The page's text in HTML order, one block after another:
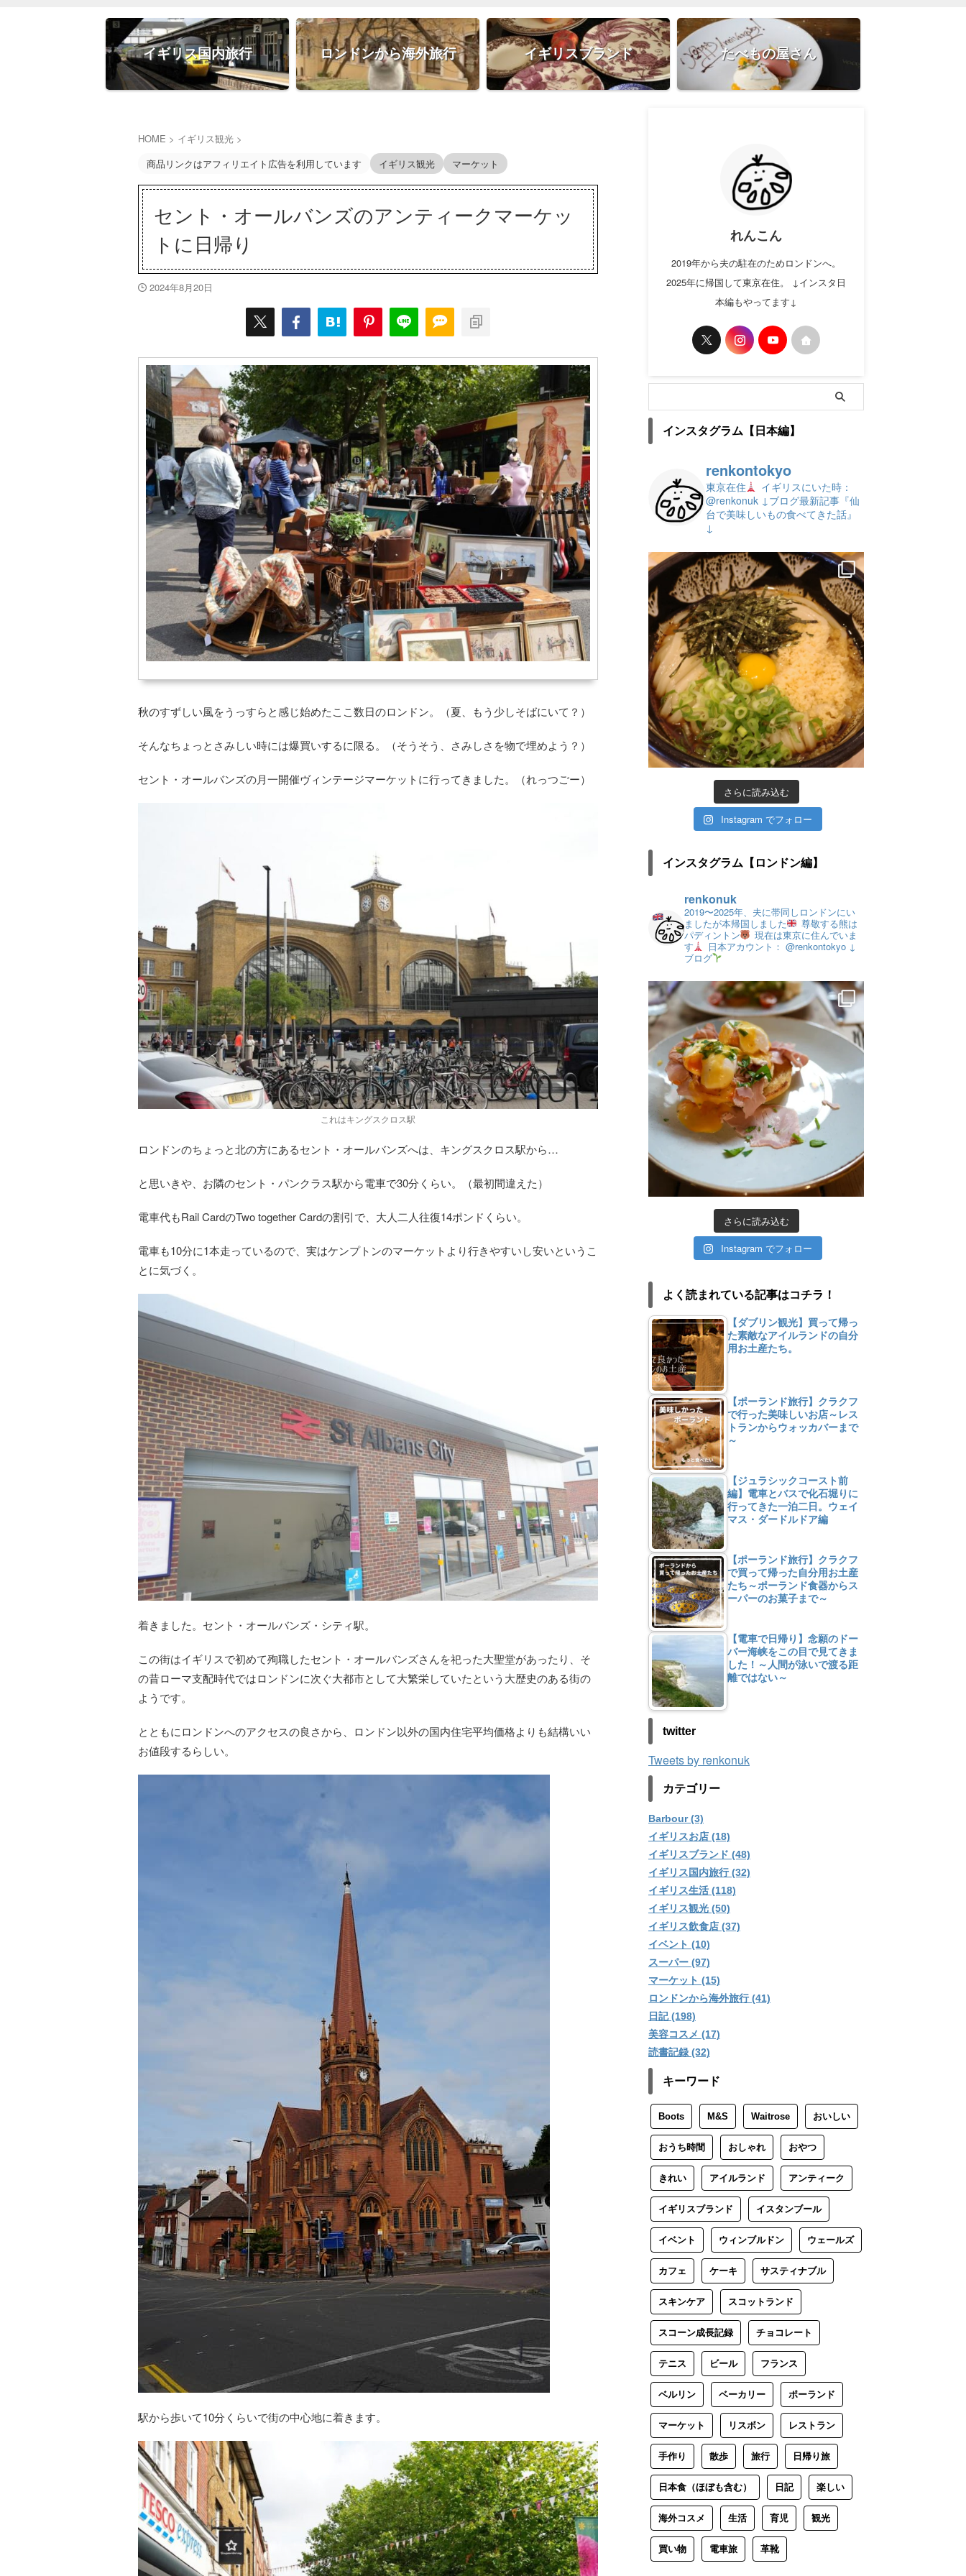
イギリス国内旅行 ロンドンから海外旅行 イギリスブランド たべもの屋さん
HOME > イギリス観光 >
商品リンクはアフィリエイト広告を利用しています
イギリス観光 マーケット
セント・オールバンズのアンティークマーケッ
トに日帰り
2024年8月20日
秋のすずしい風をうっすらと感じ始めたここ数日のロンドン。（夏、もう少しそばにいて？）
そんなちょっとさみしい時には爆買いするに限る。（そうそう、さみしさを物で埋めよう？）
セント・オールバンズの月一開催ヴィンテージマーケットに行ってきました。（れっつごー）
これはキングスクロス駅
ロンドンのちょっと北の方にあるセント・オールバンズへは、キングスクロス駅から…
と思いきや、お隣のセント・パンクラス駅から電車で30分くらい。（最初間違えた）
電車代もRail CardのTwo together Cardの割引で、大人二人往復14ポンドくらい。
電車も10分に1本走っているので、実はケンプトンのマーケットより行きやすいし安いというこ
とに気づく。
着きました。セント・オールバンズ・シティ駅。
この街はイギリスで初めて殉職したセント・オールバンズさんを祀った大聖堂があったり、そ
の昔ローマ支配時代ではロンドンに次ぐ大都市として大繁栄していたという大歴史のある街の
ようです。
とともにロンドンへのアクセスの良さから、ロンドン以外の国内住宅平均価格よりも結構いい
お値段するらしい。
駅から歩いて10分くらいで街の中心地に着きます。
れんこん
2019年から夫の駐在のためロンドンへ。
2025年に帰国して東京在住。 ↓インスタ日
本編もやってます↓
インスタグラム【日本編】
renkontokyo
東京在住
イギリスにいた時：
@renkonuk ↓ブログ最新記事『仙
台で美味しいもの食べてきた話』
↓
さらに読み込む
Instagram でフォロー
インスタグラム【ロンドン編】
renkonuk
2019〜2025年、夫に帯同しロンドンにい
ましたが本帰国しました
尊敬する熊は
パディントン
現在は東京に住んでいま
す
日本アカウント： @renkontokyo ↓
ブログ
さらに読み込む
Instagram でフォロー
よく読まれている記事はコチラ！
【ダブリン観光】買って帰っ
た素敵なアイルランドの自分
用お土産たち。
【ポーランド旅行】クラクフ
で行った美味しいお店～レス
トランからウォッカバーまで
～
【ジュラシックコースト前
編】電車とバスで化石堀りに
行ってきた一泊二日。ウェイ
マス・ダードルドア編
【ポーランド旅行】クラクフ
で買って帰った自分用お土産
たち～ポーランド食器からス
ーパーのお菓子まで～
【電車で日帰り】念願のドー
バー海峡をこの目で見てきま
した！～人間が泳いで渡る距
離ではない～
twitter
Tweets by renkonuk
カテゴリー
Barbour (3)
イギリスお店 (18)
イギリスブランド (48)
イギリス国内旅行 (32)
イギリス生活 (118)
イギリス観光 (50)
イギリス飲食店 (37)
イベント (10)
スーパー (97)
マーケット (15)
ロンドンから海外旅行 (41)
日記 (198)
美容コスメ (17)
読書記録 (32)
キーワード
Boots M&S Waitrose おいしい
おうち時間 おしゃれ おやつ
きれい アイルランド アンティーク
イギリスブランド イスタンブール
イベント ウィンブルドン ウェールズ
カフェ ケーキ サスティナブル
スキンケア スコットランド
スコーン成長記録 チョコレート
テニス ビール フランス
ベルリン ベーカリー ポーランド
マーケット リスボン レストラン
手作り 散歩 旅行 日帰り旅
日本食（ほぼも含む） 日記 楽しい
海外コスメ 生活 育児 観光
買い物 電車旅 革靴